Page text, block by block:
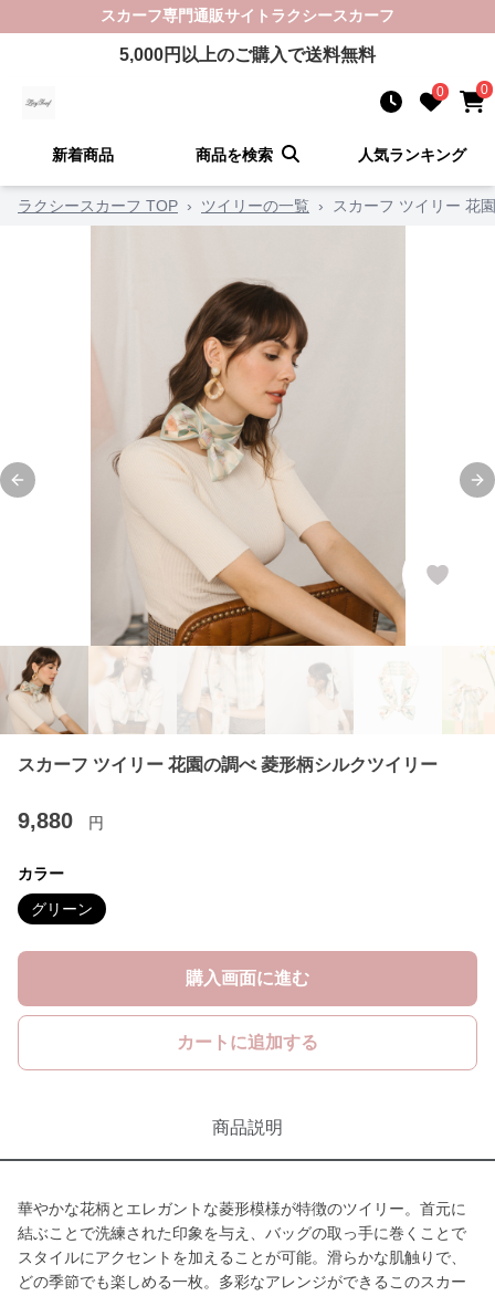
スカーフ専門通販サイト ラクシースカーフ
5,000円以上のご購入で送料無料
0 0
新着商品 商品を検索 人気ランキング
ラクシースカーフ TOP › ツイリーの一覧 › スカーフ ツイリー 花
Previous slide
スカーフ ツイリー 花園の調べ 菱形柄シルクツイリー
9,880 円
カラー
グリーン
購入画面に進む
カートに追加する
商品説明
華やかな花柄とエレガントな菱形模様が特徴のツイリー。首元に
結ぶことで洗練された印象を与え、バッグの取っ手に巻くことで
スタイルにアクセントを加えることが可能。滑らかな肌触りで、
どの季節でも楽しめる一枚。多彩なアレンジができるこのスカー